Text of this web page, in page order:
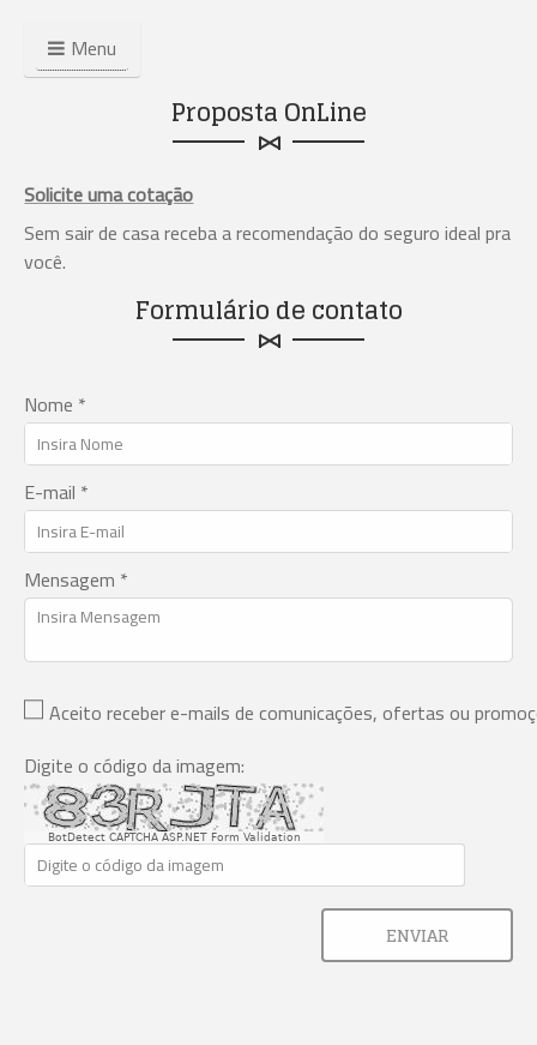
Menu
Proposta OnLine
Solicite uma cotação
Sem sair de casa receba a recomendação do seguro ideal pra
você.
Formulário de contato
Nome *
E-mail *
Mensagem *
Aceito receber e-mails de comunicações, ofertas ou
Digite o código da imagem:
BotDetect CAPTCHA ASP.NET Form Validation
ENVIAR